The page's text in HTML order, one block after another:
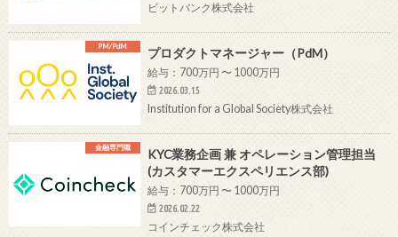
ビットバンク株式会社
PM/PdM プロダクトマネージャー（PdM）
給与：700万円 〜 1000万円
2026.03.15
Institution for a Global Society株式会社
金融専門職
KYC業務企画 兼 オペレーション管理担当
(カスタマーエクスペリエンス部)
給与：700万円 〜 1000万円
2026.02.22
コインチェック株式会社